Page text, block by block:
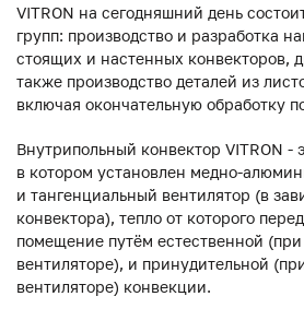
VITRON на сегодняшний день
групп: производство и разработка
стоящих и настенных конвекторов,
также производство деталей из
включая окончательную обработку
Внутрипольный конвектор VITRON -
в котором установлен медно-
и тангенциальный вентилятор (в
конвектора), тепло от которого
помещение путём естественной
вентиляторе), и принудительной
вентиляторе) конвекции.